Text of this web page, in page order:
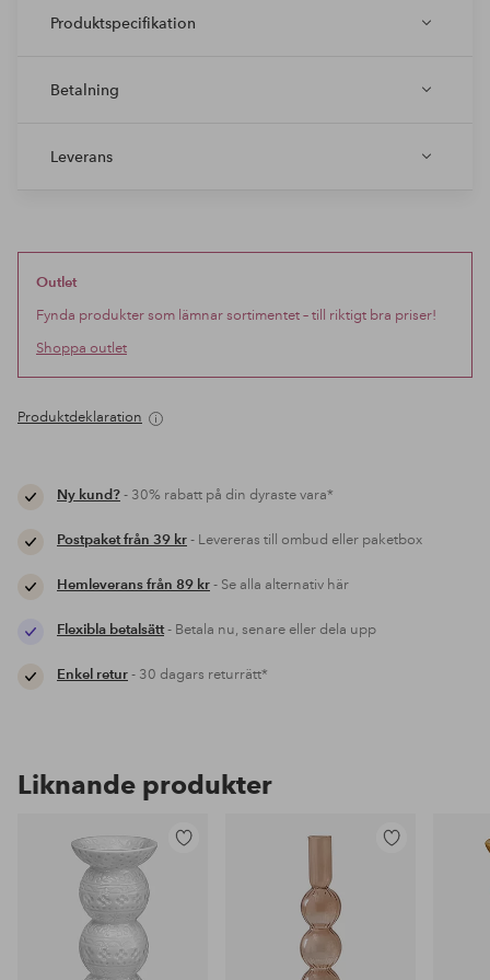
Produktspecifikation
Betalning
Leverans
Outlet
Fynda produkter som lämnar sortimentet – till riktigt bra priser!
Shoppa outlet
Produktdeklaration
Ny kund?- 30% rabatt på din dyraste vara*
Postpaket från 39 kr- Levereras till ombud eller paketbox
Hemleverans från 89 kr- Se alla alternativ här
Flexibla betalsätt- Betala nu, senare eller dela upp
Enkel retur- 30 dagars returrätt*
Liknande produkter